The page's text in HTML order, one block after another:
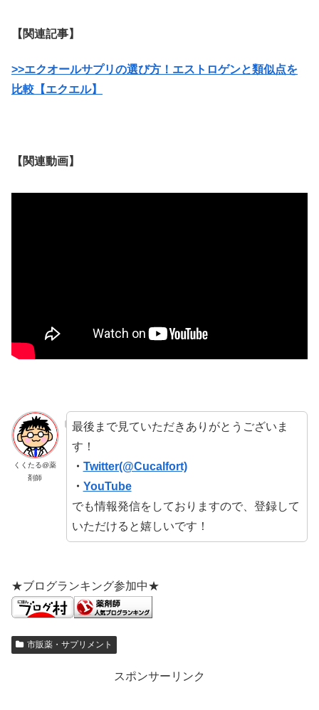
【関連記事】
>>エクオールサプリの選び方！エストロゲンと類似点を
比較【エクエル】
【関連動画】
くくたる@薬
剤師
最後まで見ていただきありがとうございま
す！
・ Twitter(@Cucalfort)
・ YouTube
でも情報発信をしておりますので、登録して
いただけると嬉しいです！
★ブログランキング参加中★
市販薬・サプリメント
スポンサーリンク